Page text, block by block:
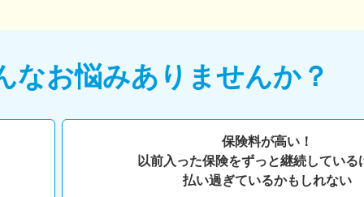
なお悩みありませんか？
保険料が高い！
以前入った保険をずっと継続している
払い過ぎているかもしれない